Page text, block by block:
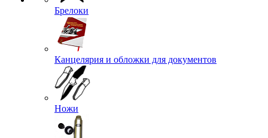
Брелоки
Канцелярия и обложки для документов
Ножи